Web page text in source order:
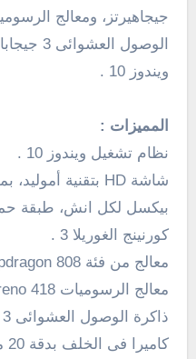
الوصول
ويندوز 10 .
المميزات :
نظام تشغيل ويندوز 10 .
شاشة HD بتقنية أموليد،
بيكسل لكل انش، طبقة
كورنينج الغوريلا 3 .
معالج من فئة Snapdragon 808 سداسى النواة .
معالج الرسوميات 418
ذاكرة الوصول العشوائى 3 جيجابايت ( رام ) .